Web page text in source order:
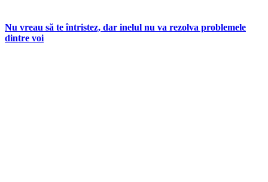
Nu vreau să te întristez, dar inelul nu va rezolva problemele
dintre voi